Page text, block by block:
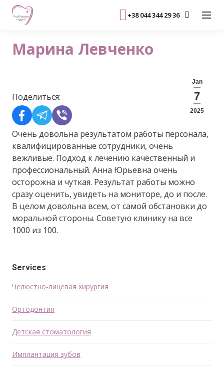
+38 044 344 29 36
Марина Левченко
Jan
7
2025
Поделиться:
Очень довольна результатом работы персонала,
квалифицированные сотрудники, очень
вежливые. Подход к лечению качественный и
профессиональный. Анна Юрьевна очень
осторожна и чуткая. Результат работы можно
сразу оценить, увидеть на мониторе, до и после.
В целом довольна всем, от самой обстановки до
моральной стороны. Советую клинику на все
1000 из 100.
Services
Челюстно-лицевая хирургия
Ортодонтия
Детская стоматология
Имплантация зубов